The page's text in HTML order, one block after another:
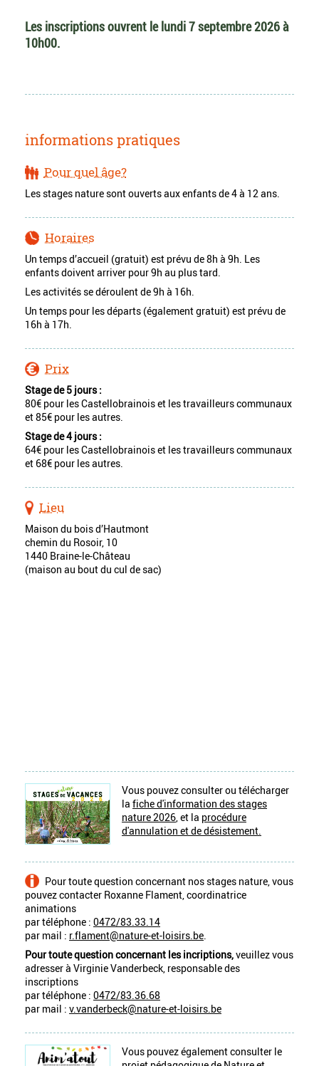
Les inscriptions ouvrent le lundi 7 septembre 2026 à
10h00.
informations pratiques
Pour quel âge?
Les stages nature sont ouverts aux enfants de 4 à 12 ans.
Horaires
Un temps d’accueil (gratuit) est prévu de 8h à 9h. Les
enfants doivent arriver pour 9h au plus tard.
Les activités se déroulent de 9h à 16h.
Un temps pour les départs (également gratuit) est prévu de
16h à 17h.
Prix
Stage de 5 jours :
80€ pour les Castellobrainois et les travailleurs communaux
et 85€ pour les autres.
Stage de 4 jours :
64€ pour les Castellobrainois et les travailleurs communaux
et 68€ pour les autres.
Lieu
Maison du bois d’Hautmont
chemin du Rosoir, 10
1440 Braine-le-Château
(maison au bout du cul de sac)
Vous pouvez consulter ou télécharger
la fiche d'information des stages
nature 2026, et la procédure
d'annulation et de désistement.
Pour toute question concernant nos stages nature, vous
pouvez contacter Roxanne Flament, coordinatrice
animations
par téléphone : 0472/83.33.14
par mail : r.flament@nature-et-loisirs.be.
Pour toute question concernant les incriptions,veuillez vous
adresser à Virginie Vanderbeck, responsable des
inscriptions
par téléphone : 0472/83.36.68
par mail : v.vanderbeck@nature-et-loisirs.be
Vous pouvez également consulter le